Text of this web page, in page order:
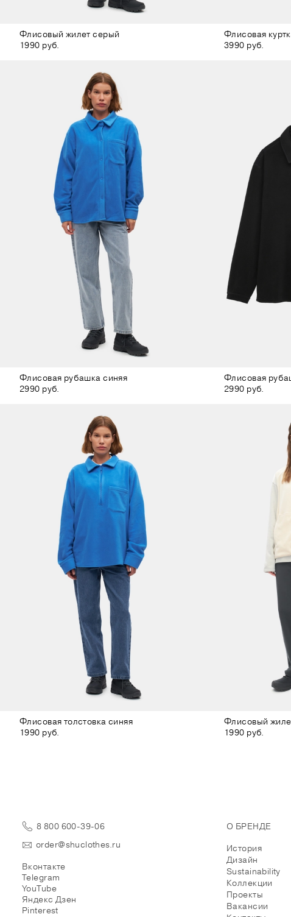
Флисовый жилет серый
1990 руб.
Флисовая
3990 руб.
Флисовая рубашка синяя
2990 руб.
Флисовая
2990 руб.
Флисовая толстовка синяя
1990 руб.
Флисовый
1990 руб.
8 800 600-39-06
order@shuclothes.ru
Вконтакте
Telegram
YouTube
Яндекс Дзен
Pinterest
О БРЕНДЕ
История
Дизайн
Sustainability
Коллекции
Проекты
Вакансии